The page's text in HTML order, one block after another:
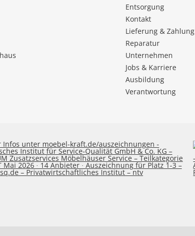
Entsorgung
Kontakt
Lieferung & Zahlung
Reparatur
Unternehmen
Jobs & Karriere
Ausbildung
Verantwortung